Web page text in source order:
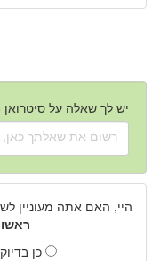
יש לך שאלה על סיטרואן ds3 2010 - 2018 החדשה?
היי, האם אתה מעוניין
כן